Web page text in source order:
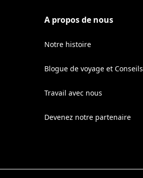
A propos de nous
Notre histoire
Blogue de voyage et Conseils
Travail avec nous
Devenez notre partenaire